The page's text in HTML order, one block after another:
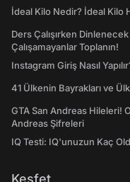
İdeal Kilo Nedir? İdeal Kilo
Ders Çalışırken
Çalışamayanlar Toplanın!
Instagram Giriş Nasıl
41 Ülkenin Bayrakları ve
GTA San Andreas Hileleri!
Andreas Şifreleri
IQ Testi: IQ'unuzun Kaç
Keşfet